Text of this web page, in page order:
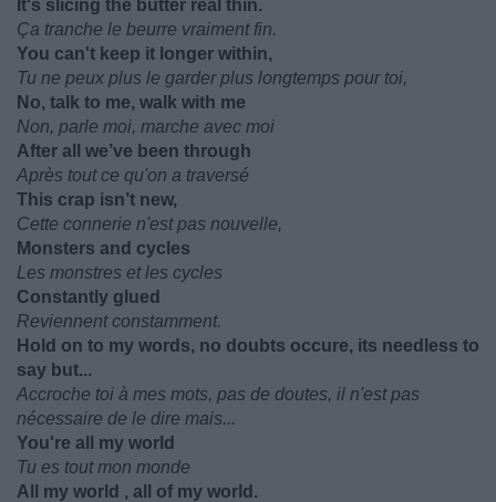
It's slicing the butter real thin.
Ça tranche le beurre vraiment fin.
You can't keep it longer within,
Tu ne peux plus le garder plus longtemps pour toi,
No, talk to me, walk with me
Non, parle moi, marche avec moi
After all we’ve been through
Après tout ce qu'on a traversé
This crap isn’t new,
Cette connerie n'est pas nouvelle,
Monsters and cycles
Les monstres et les cycles
Constantly glued
Reviennent constamment.
Hold on to my words, no doubts occure, its needless to
say but...
Accroche toi à mes mots, pas de doutes, il n'est pas
nécessaire de le dire mais...
You're all my world
Tu es tout mon monde
All my world , all of my world.